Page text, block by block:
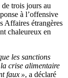
trois jours au
à l’offensive
Affaires étrangères
chaleureux en
les sanctions
crise alimentaire
faux », a déclaré